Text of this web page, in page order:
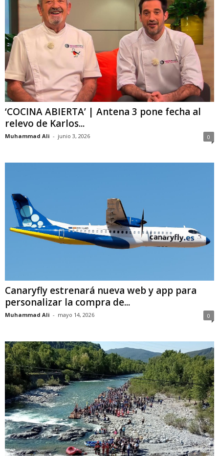
‘COCINA ABIERTA’ | Antena 3 pone fecha al
relevo de Karlos...
Muhammad Ali - junio 3, 2026 0
Canaryfly estrenará nueva web y app para
personalizar la compra de...
Muhammad Ali - mayo 14, 2026 0